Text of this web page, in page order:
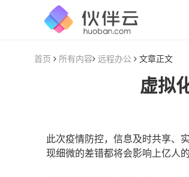
首页 所有内容 远程办公 文章正文
虚拟
此次疫情防控，信息及时共享、
现细微的差错都将会影响上亿人的